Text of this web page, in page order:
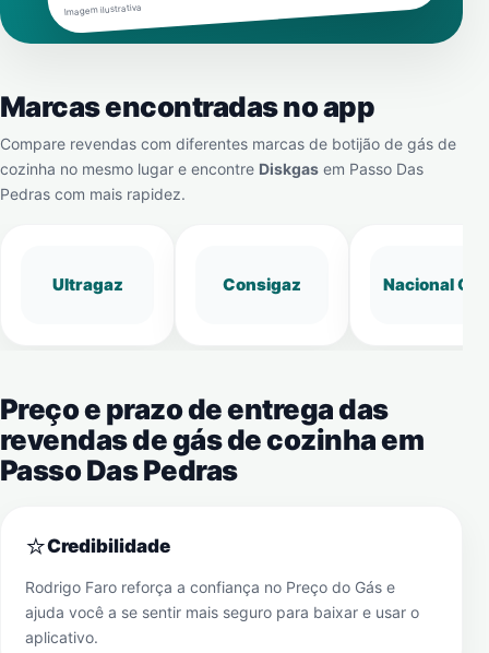
Imagem ilustrativa
Marcas encontradas no app
Compare revendas com diferentes marcas de botijão de gás de
cozinha no mesmo lugar e encontre Diskgas em Passo Das
Pedras com mais rapidez.
Ultragaz Consigaz Nacional Gás
Preço e prazo de entrega das
revendas de gás de cozinha em
Passo Das Pedras
⭐Credibilidade
Rodrigo Faro reforça a confiança no Preço do Gás e
ajuda você a se sentir mais seguro para baixar e usar o
aplicativo.